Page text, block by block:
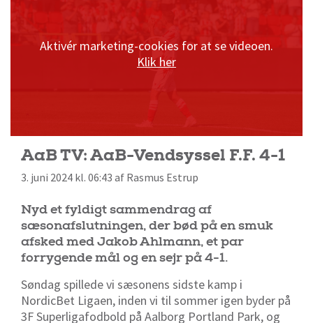
Aktivér marketing-cookies for at se videoen.
Klik her
AaB TV: AaB-Vendsyssel F.F. 4-1
3. juni 2024 kl. 06:43 af Rasmus Estrup
Nyd et fyldigt sammendrag af
sæsonafslutningen, der bød på en smuk
afsked med Jakob Ahlmann, et par
forrygende mål og en sejr på 4-1.
Søndag spillede vi sæsonens sidste kamp i
NordicBet Ligaen, inden vi til sommer igen byder på
3F Superligafodbold på Aalborg Portland Park, og